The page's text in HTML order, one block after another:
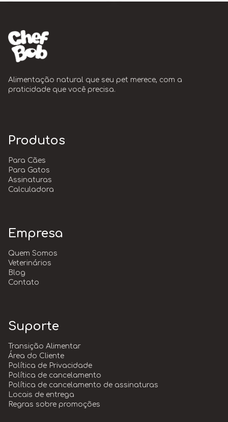
Alimentação natural que seu pet merece, com a
praticidade que você precisa.
Produtos
Para Cães
Para Gatos
Assinaturas
Calculadora
Empresa
Quem Somos
Veterinários
Blog
Contato
Suporte
Transição Alimentar
Área do Cliente
Política de Privacidade
Política de cancelamento
Política de cancelamento de assinaturas
Locais de entrega
Regras sobre promoções